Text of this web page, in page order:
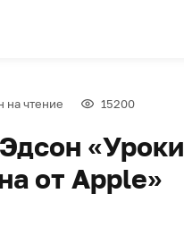
на чтение 15200
«Уроки
от Apple»